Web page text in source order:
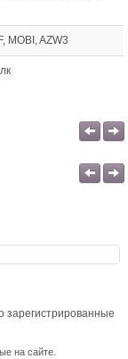
MOBI, AZW3
зарегистрированные
на сайте.